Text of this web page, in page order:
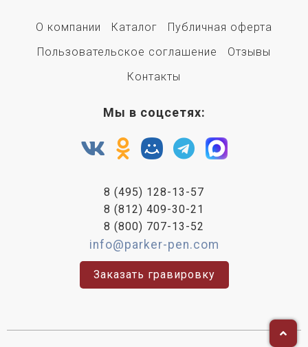
О компании Каталог
Публичная оферта
Пользовательское соглашение
Отзывы
Контакты
Мы в соцсетях:
8 (495) 128-13-57
8 (812) 409-30-21
8 (800) 707-13-52
info@parker-pen.com
Заказать гравировку